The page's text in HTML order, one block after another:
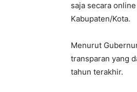
saja secara
Kabupaten/Kota.
Menurut
transparan yang
tahun terakhir.